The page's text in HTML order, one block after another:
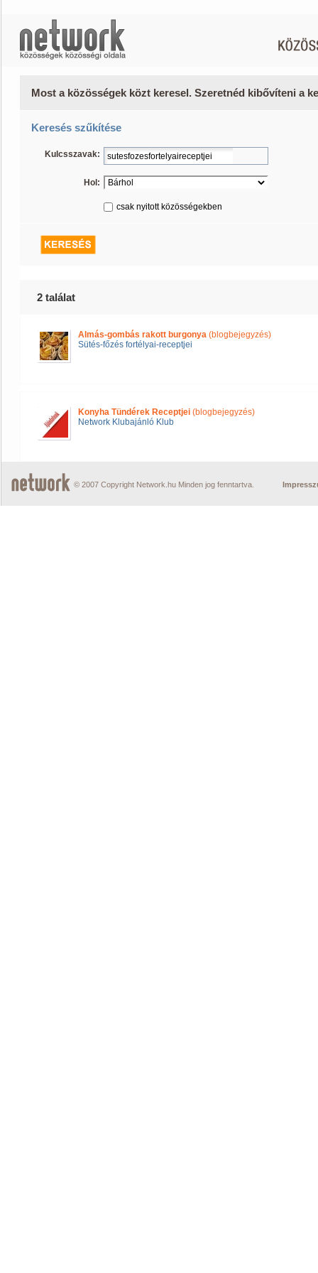
Most a közösségek közt keresel. Szeretnéd kibővíteni a
Keresés szűkítése
Kulcsszavak:
Hol:
csak nyitott közösségekben
2 találat
Almás-gombás rakott burgonya (blogbejegyzés)
Sütés-főzés fortélyai-receptjei
Konyha Tündérek Receptjei (blogbejegyzés)
Network Klubajánló Klub
© 2007 Copyright Network.hu Minden jog fenntartva.